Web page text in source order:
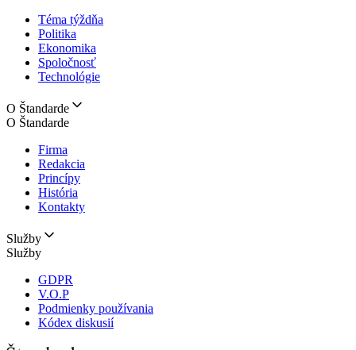
Téma týždňa
Politika
Ekonomika
Spoločnosť
Technológie
O Štandarde
O Štandarde
Firma
Redakcia
Princípy
História
Kontakty
Služby
Služby
GDPR
V.O.P
Podmienky používania
Kódex diskusií